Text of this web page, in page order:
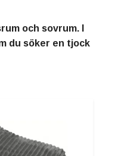
och sovrum. I
du söker en tjock